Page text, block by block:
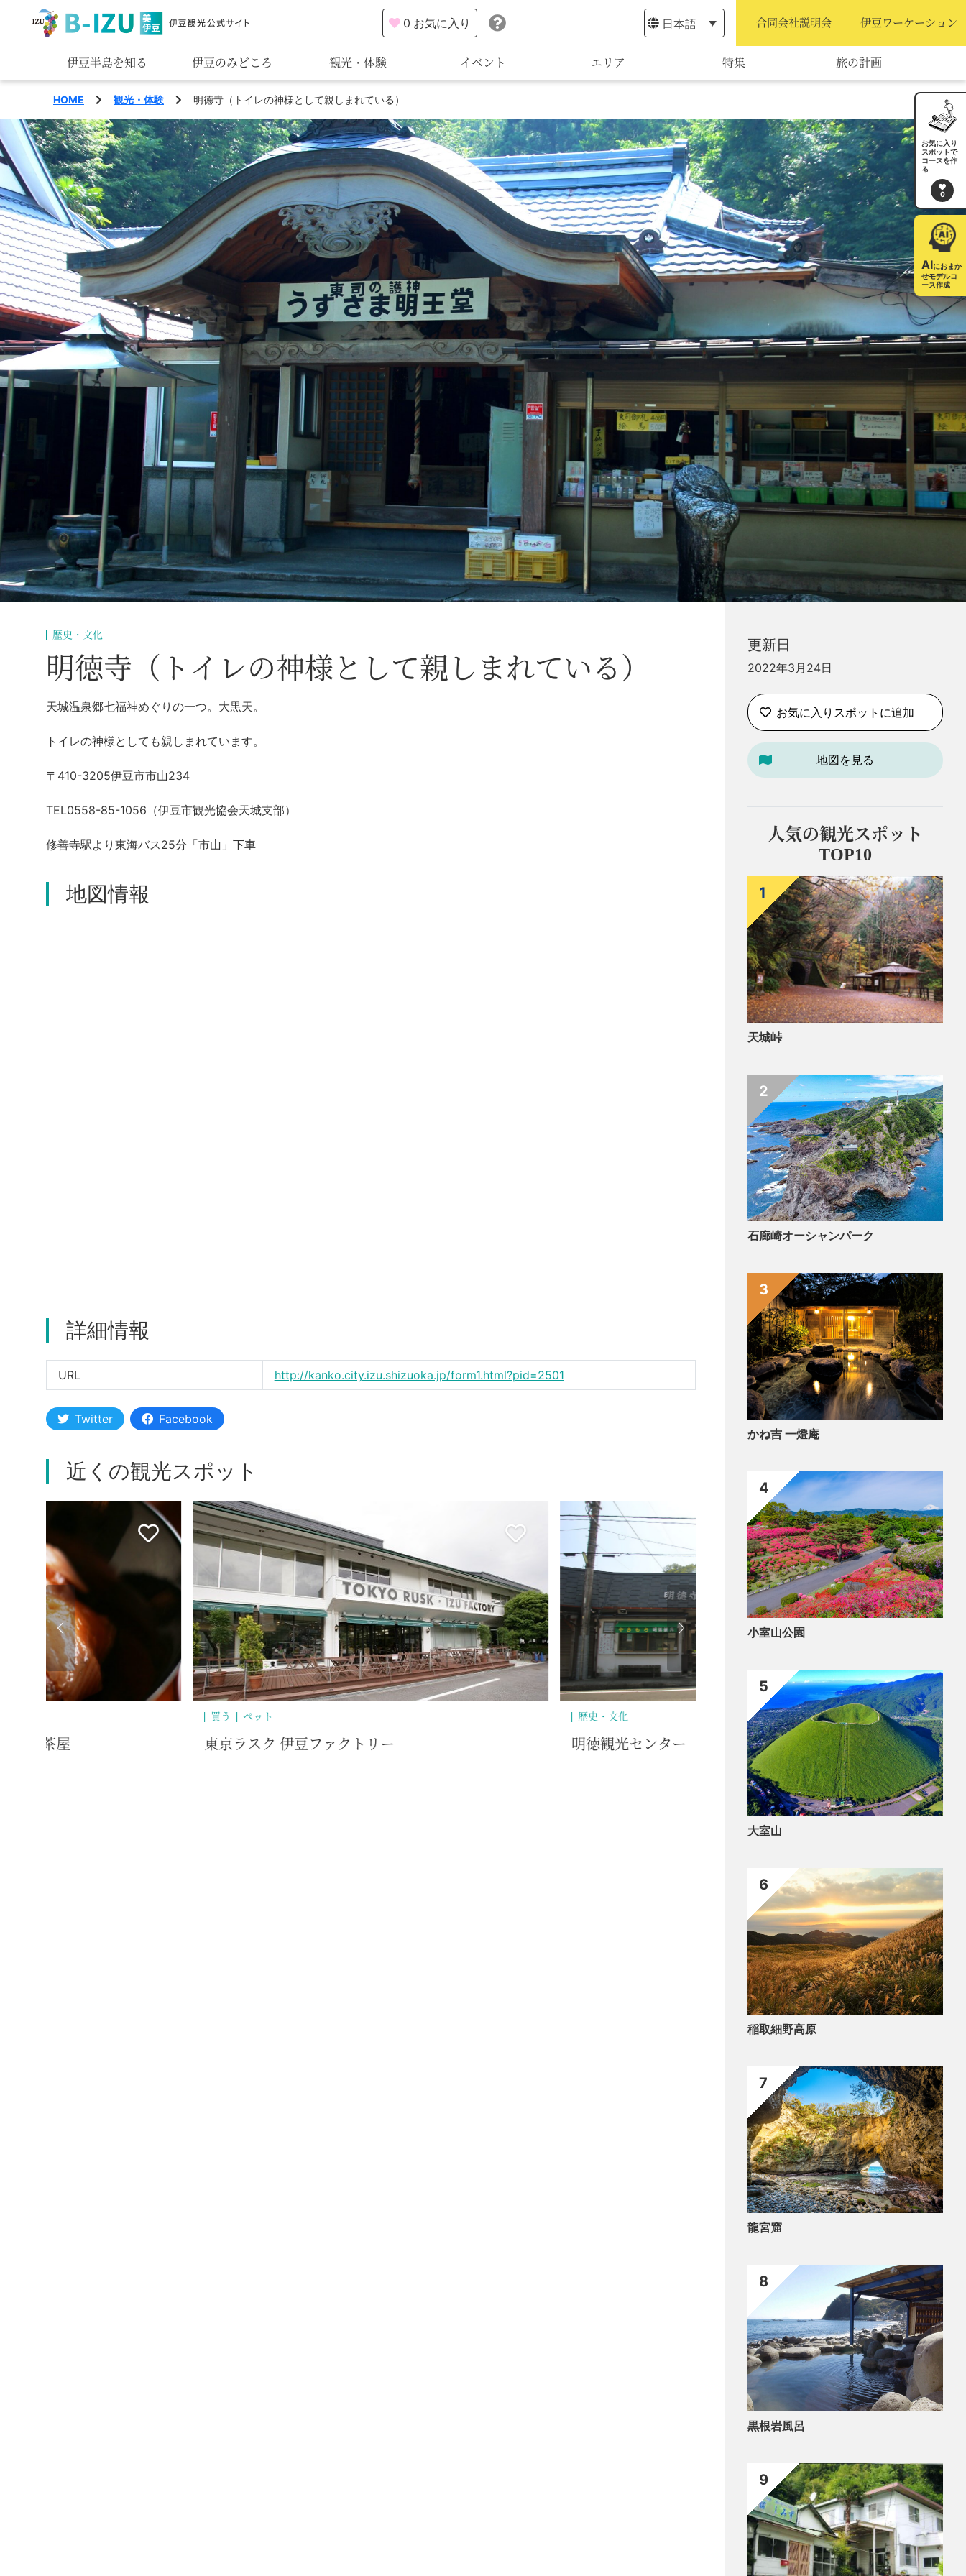
伊豆半島を知る 伊豆のみどころ
みる
あそぶ
あじわう
観光・体験 イベント エリア 特集 旅の計画
宿泊・予約
旅程作成
AIルートプランナー
アクセス
日本語 合同会社説明会 伊豆ワーケーション
0 お気に入り
HOME 観光・体験 明徳寺（トイレの神様として親しまれている）
歴史・文化
明徳寺（トイレの神様として親しまれている）
天城温泉郷七福神めぐりの一つ。大黒天。
トイレの神様としても親しまれています。
〒410-3205伊豆市市山234
TEL0558-85-1056（伊豆市観光協会天城支部）
修善寺駅より東海バス25分「市山」下車
地図情報
詳細情報
URL http://kanko.city.izu.shizuoka.jp/form1.html?pid=2501
Twitter Facebook
近くの観光スポット
歴史・文化
明徳観光センター
その他
ひなと丸（天日干しひもの） ペ
更新日
2022年3月24日
お気に入りスポットに追加
地図を見る
人気の観光スポット
TOP10
天城峠
1
石廊崎オーシャンパーク
2
かね吉 一燈庵
3
小室山公園
4
大室山
5
稲取細野高原
6
龍宮窟
7
黒根岩風呂
8
9
お気に入り
スポットで
コースを作
る
0
AIにおまか
せモデルコ
ース作成